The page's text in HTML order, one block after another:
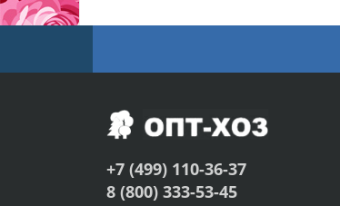
+7 (499) 110-36-37
8 (800) 333-53-45